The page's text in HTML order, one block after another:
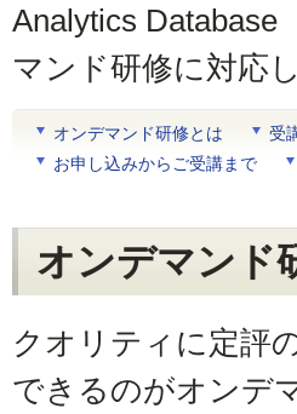
Analytics Database
マンド研修に対応
オンデマンド研修とは 受
お申し込みからご受講まで
オンデマンド
クオリティに定評
できるのがオンデ